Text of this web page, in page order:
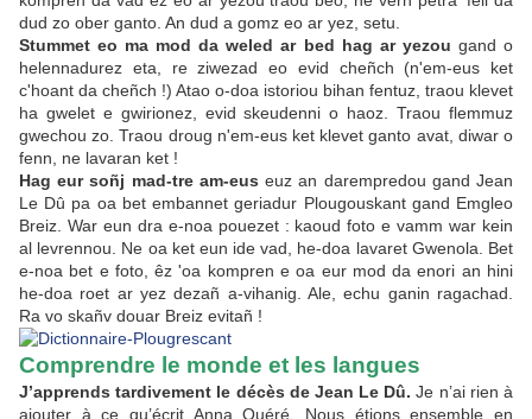
dud zo ober ganto. An dud a gomz eo ar yez, setu.
Stummet eo ma mod da weled ar bed hag ar yezou gand o
helennadurez eta, re ziwezad eo evid cheñch (n'em-eus ket
c'hoant da cheñch !) Atao o-doa istoriou bihan fentuz, traou klevet
ha gwelet e gwirionez, evid skeudenni o haoz. Traou flemmuz
gwechou zo. Traou droug n'em-eus ket klevet ganto avat, diwar o
fenn, ne lavaran ket !
Hag eur soñj mad-tre am-euseuz an darempredou gand Jean
Le Dû pa oa bet embannet geriadur Plougouskant gand Emgleo
Breiz. War eun dra e-noa pouezet : kaoud foto e vamm war kein
al levrennou. Ne oa ket eun ide vad, he-doa lavaret Gwenola. Bet
e-noa bet e foto, êz 'oa kompren e oa eur mod da enori an hini
he-doa roet ar yez dezañ a-vihanig. Ale, echu ganin ragachad.
Ra vo skañv douar Breiz evitañ !
Comprendre le monde et les langues
J’apprends tardivement le décès de Jean Le Dû. Je n’ai rien à
ajouter à ce qu’écrit Anna Quéré. Nous étions ensemble en